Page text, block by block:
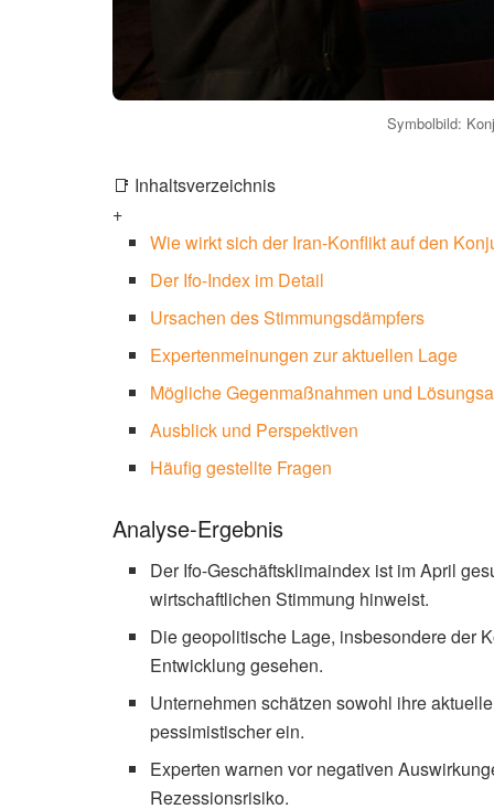
Symbolbild:
📑 Inhaltsverzeichnis
+
Wie wirkt sich der Iran-Konflikt auf den
Der Ifo-Index im Detail
Ursachen des Stimmungsdämpfers
Expertenmeinungen zur aktuellen Lage
Mögliche Gegenmaßnahmen und
Ausblick und Perspektiven
Häufig gestellte Fragen
Analyse-Ergebnis
Der Ifo-Geschäftsklimaindex ist im April
wirtschaftlichen Stimmung hinweist.
Die geopolitische Lage, insbesondere der
Entwicklung gesehen.
Unternehmen schätzen sowohl ihre
pessimistischer ein.
Experten warnen vor negativen
Rezessionsrisiko.